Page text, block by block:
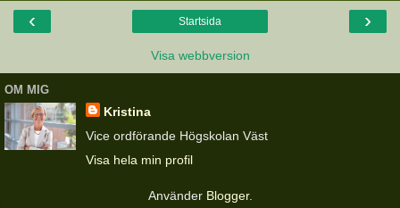
‹ ›
Startsida
Visa webbversion
OM MIG
Kristina
Vice ordförande Högskolan Väst
Visa hela min profil
Använder Blogger.